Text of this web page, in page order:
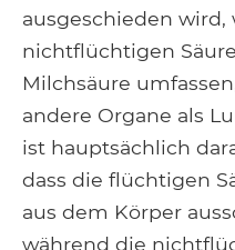
ausgeschieden wird,
nichtflüchtigen
Milchsäure
andere Organe als
ist hauptsächlich
dass die flüchtigen
aus dem Körper
während die